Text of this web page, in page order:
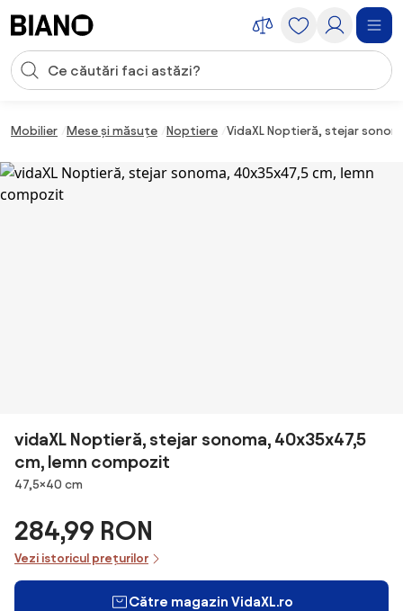
Introducerea căutării
Mobilier Mese și măsuțe Noptiere VidaXL Noptieră, stejar
vidaXL Noptieră, stejar sonoma, 40x35x47,5
cm, lemn compozit
Dimensiuni
47,5×40 cm
284,99 RON
Vezi istoricul prețurilor
Către magazin VidaXL.ro